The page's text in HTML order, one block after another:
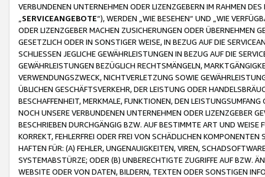
VERBUNDENEN UNTERNEHMEN ODER LIZENZGEBERN IM RAHMEN
SERVICEANGEBOTE“), WERDEN „WIE BESEHEN“ UND „WIE
ODER LIZENZGEBER MACHEN ZUSICHERUNGEN ODER ÜBERNEHMEN
GESETZLICH ODER IN SONSTIGER WEISE, IN BEZUG AUF DIE
SCHLIESSEN JEGLICHE GEWÄHRLEISTUNGEN IN BEZUG AUF DIE
GEWÄHRLEISTUNGEN BEZÜGLICH RECHTSMÄNGELN,
VERWENDUNGSZWECK, NICHTVERLETZUNG SOWIE
ÜBLICHEN GESCHÄFTSVERKEHR, DER LEISTUNG ODER
BESCHAFFENHEIT, MERKMALE, FUNKTIONEN, DEN
NOCH UNSERE VERBUNDENEN UNTERNEHMEN ODER LIZENZGEBER
BESCHRIEBEN DURCHGÄNGIG BZW. AUF BESTIMMTE ART UND
KORREKT, FEHLERFREI ODER FREI VON SCHÄDLICHEN
HAFTEN FÜR: (A) FEHLER, UNGENAUIGKEITEN, VIREN,
SYSTEMABSTÜRZE; ODER (B) UNBERECHTIGTE ZUGRIFFE AUF BZW.
WEBSITE ODER VON DATEN, BILDERN, TEXTEN ODER SONSTIGEN